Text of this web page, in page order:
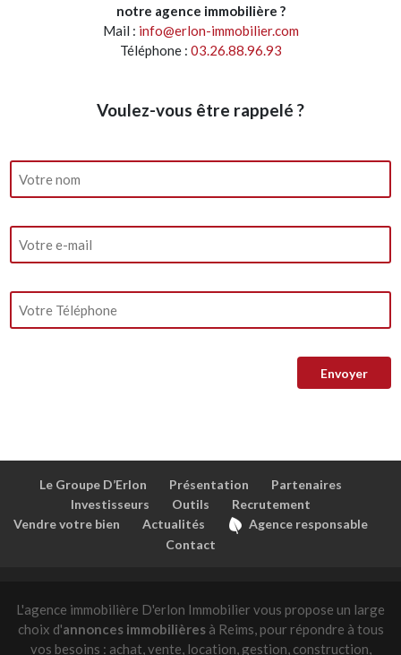
notre agence immobilière ?
Mail : info@erlon-immobilier.com
Téléphone : 03.26.88.96.93
Voulez-vous être rappelé ?
Le Groupe D’Erlon Présentation
Partenaires
Investisseurs
Outils
Recrutement
Vendre votre bien
Actualités
Agence responsable
Contact
L'agence immobilière D'erlon Immobilier vous propose un large
choix d'annonces immobilièresà Reims, pour répondre à tous
vos besoins : achat, vente, location, gestion, construction,